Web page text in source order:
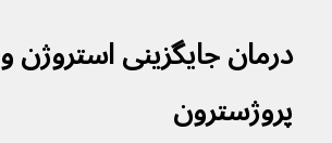
درمان جایگزینی استروژن و
پروژسترون